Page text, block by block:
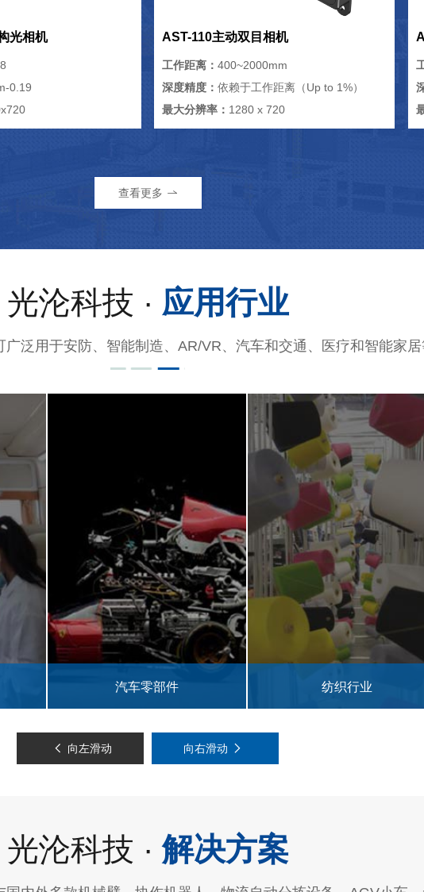
光相机
0.19
AST-110主动双目相机
工作距离：400~2000mm
深度精度：依赖于工作距离（Up to 1%）
最大分辨率： 1280 x 720
查看更多
光沦科技 · 应用行业
泛用于安防、智能制造、AR/VR、汽车和交通、医疗和智能家居
纺织行业 皮革行业
向左滑动 向右滑动
光沦科技 ·解决方案